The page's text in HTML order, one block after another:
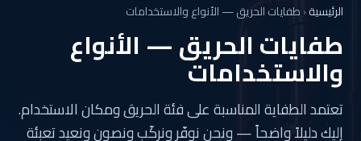
الرئيسية‹طفايات الحريق — الأنواع والاستخدامات
طفايات الحريق — الأنواع
والاستخدامات
تعتمد الطفاية المناسبة على فئة الحريق ومكان الاستخدام.
إليك دليلاً واضحاً — ونحن نوفّر ونركّب ونصون ونعيد تعبئة